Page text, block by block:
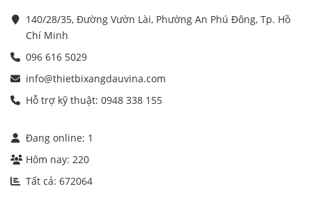
140/28/35, Đường Vườn Lài, Phường An Phú Đông, Tp. Hồ
Chí Minh
096 616 5029
info@thietbixangdauvina.com
Hỗ trợ kỹ thuật: 0948 338 155
Đang online: 1
Hôm nay: 220
Tất cả: 672064